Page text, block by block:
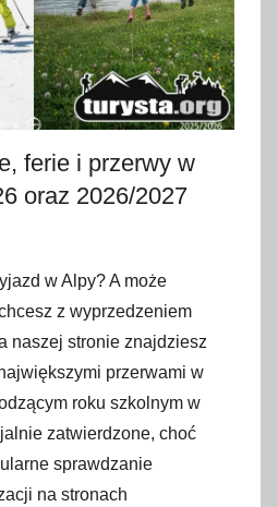
ferie i przerwy w
oraz 2026/2027
w Alpy? A może
z wyprzedzeniem
naszej stronie znajdziesz
przerwami w
roku szkolnym w
zatwierdzone, choć
sprawdzanie
na stronach